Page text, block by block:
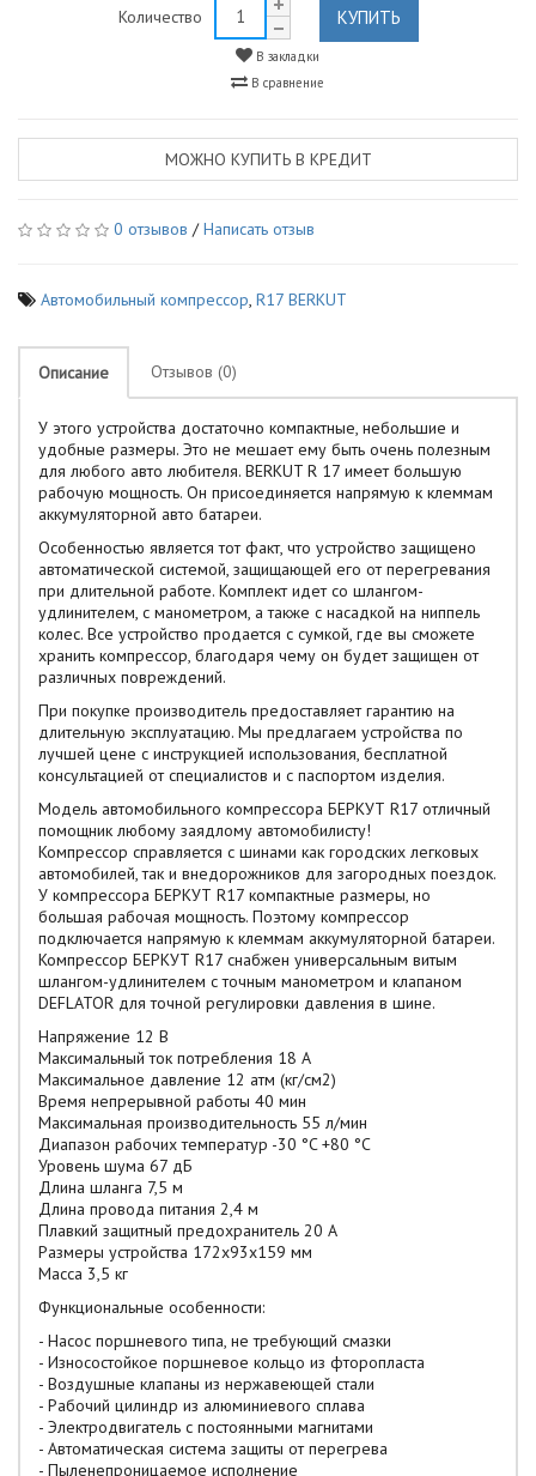
Количество КУПИТЬ
В закладки
В сравнение
МОЖНО КУПИТЬ В КРЕДИТ
0 отзывов /Написать отзыв
Автомобильный компрессор, R17 BERKUT
Описание Отзывов (0)
У этого устройства достаточно компактные, небольшие и
удобные размеры. Это не мешает ему быть очень полезным
для любого авто любителя. BERKUT R 17 имеет большую
рабочую мощность. Он присоединяется напрямую к клеммам
аккумуляторной авто батареи.
Особенностью является тот факт, что устройство защищено
автоматической системой, защищающей его от перегревания
при длительной работе. Комплект идет со шлангом-
удлинителем, с манометром, а также с насадкой на ниппель
колес. Все устройство продается с сумкой, где вы сможете
хранить компрессор, благодаря чему он будет защищен от
различных повреждений.
При покупке производитель предоставляет гарантию на
длительную эксплуатацию. Мы предлагаем устройства по
лучшей цене с инструкцией использования, бесплатной
консультацией от специалистов и с паспортом изделия.
Модель автомобильного компрессора БЕРКУТ R17 отличный
помощник любому заядлому автомобилисту!
Компрессор справляется с шинами как городских легковых
автомобилей, так и внедорожников для загородных поездок.
У компрессора БЕРКУТ R17 компактные размеры, но
большая рабочая мощность. Поэтому компрессор
подключается напрямую к клеммам аккумуляторной батареи.
Компрессор БЕРКУТ R17 снабжен универсальным витым
шлангом-удлинителем с точным манометром и клапаном
DEFLATOR для точной регулировки давления в шине.
Напряжение 12 В
Максимальный ток потребления 18 A
Максимальное давление 12 атм (кг/см2)
Время непрерывной работы 40 мин
Максимальная производительность 55 л/мин
Диапазон рабочих температур -30 °C +80 °C
Уровень шума 67 дБ
Длина шланга 7,5 м
Длина провода питания 2,4 м
Плавкий защитный предохранитель 20 A
Размеры устройства 172x93x159 мм
Масса 3,5 кг
Функциональные особенности:
- Насос поршневого типа, не требующий смазки
- Износостойкое поршневое кольцо из фторопласта
- Воздушные клапаны из нержавеющей стали
- Рабочий цилиндр из алюминиевого сплава
- Электродвигатель с постоянными магнитами
- Автоматическая система защиты от перегрева
- Пыленепроницаемое исполнение